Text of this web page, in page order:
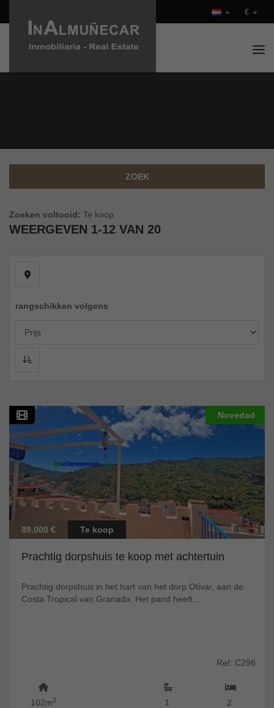
€
ZOEK
Zoeken voltooid: Te koop
WEERGEVEN 1-12 VAN 20
rangschikken volgens
Novedad
89.000 € Te koop
Prachtig dorpshuis te koop met achtertuin
Prachtig dorpshuis in het hart van het dorp Otivar, aan de
Costa Tropical van Granada. Het pand heeft...
Ref: C296
102m2 2
1